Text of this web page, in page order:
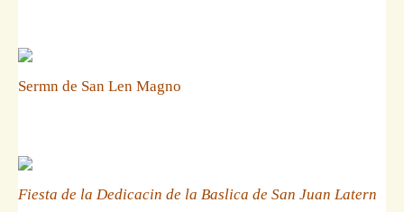
Sermn de San Len Magno
Fiesta de la Dedicacin de la Baslica de San Juan Latern